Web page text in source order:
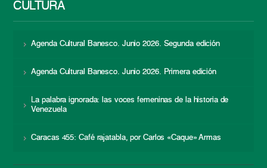
CULTURA
Agenda Cultural Banesco. Junio 2026. Segunda edición
Agenda Cultural Banesco. Junio 2026. Primera edición
La palabra ignorada: las voces femeninas de la historia de
Venezuela
Caracas 455: Café rajatabla, por Carlos «Caque» Armas